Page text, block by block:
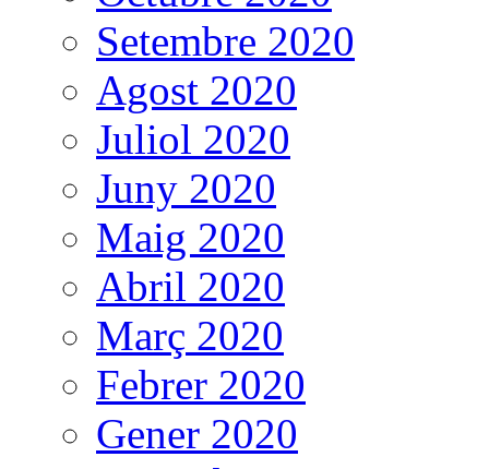
Setembre 2020
Agost 2020
Juliol 2020
Juny 2020
Maig 2020
Abril 2020
Març 2020
Febrer 2020
Gener 2020